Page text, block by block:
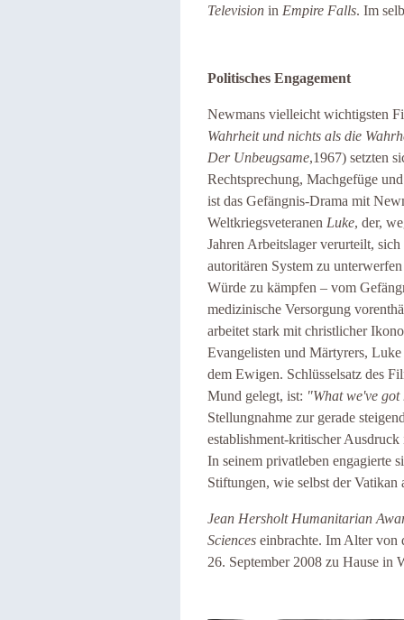
Television in Empire Falls. Im
Politisches Engagement
Newmans vielleicht wichtigsten
Wahrheit und nichts als die
Der Unbeugsame,1967) setzten
Rechtsprechung, Machgefüge
ist das Gefängnis-Drama mit
Weltkriegsveteranen Luke, der,
Jahren Arbeitslager verurteilt,
autoritären System zu
Würde zu kämpfen – vom
medizinische Versorgung
arbeitet stark mit christlicher
Evangelisten und Märtyrers,
dem Ewigen. Schlüsselsatz des
Mund gelegt, ist: "What we've
Stellungnahme zur gerade
establishment-kritischer
In seinem privatleben engagierte
Stiftungen, wie selbst der
Jean Hersholt Humanitarian
Sciences einbrachte. Im Alter von
26. September 2008 zu Hause in